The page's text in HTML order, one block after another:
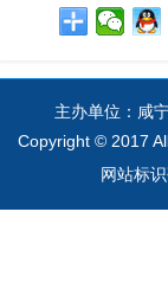
主办单位：咸
Copyright © 2017
网站标